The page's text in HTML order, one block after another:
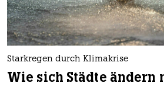
Starkregen durch Klimakrise
Wie sich Städte ändern